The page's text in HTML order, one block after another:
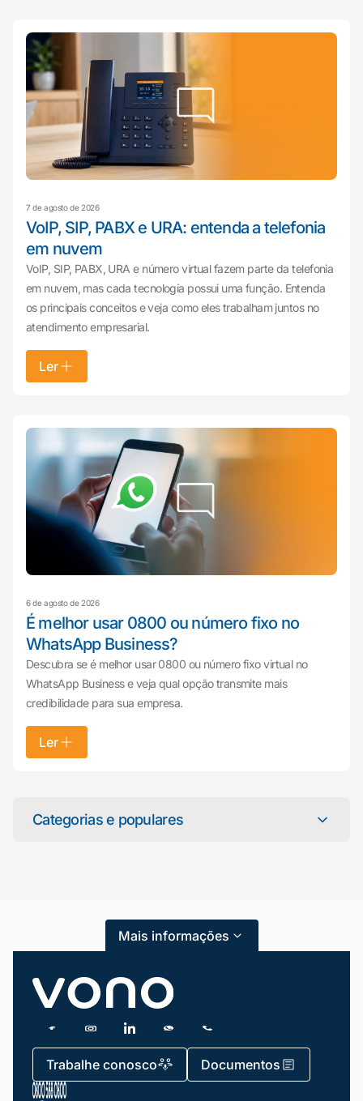
7 de agosto de 2026
VoIP, SIP, PABX e URA: entenda a telefonia
em nuvem
VoIP, SIP, PABX, URA e número virtual fazem parte da telefonia
em nuvem, mas cada tecnologia possui uma função. Entenda
os principais conceitos e veja como eles trabalham juntos no
atendimento empresarial.
Ler
6 de agosto de 2026
É melhor usar 0800 ou número fixo no
WhatsApp Business?
Descubra se é melhor usar 0800 ou número fixo virtual no
WhatsApp Business e veja qual opção transmite mais
credibilidade para sua empresa.
Ler
Categorias e populares
Atendimento ao Cliente
Blog
Dicas e Tutoriais
Gestão de Condomínios
Gestão de Frotas
Gestão de Negócios
Mais informações
Trabalhe conosco Documentos
online agora